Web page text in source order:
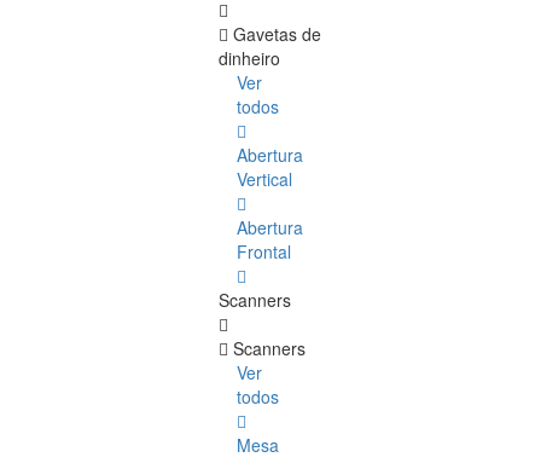
Gavetas de
dinheiro
Ver
todos
Abertura
Vertical
Abertura
Frontal
Scanners
Scanners
Ver
todos
Mesa